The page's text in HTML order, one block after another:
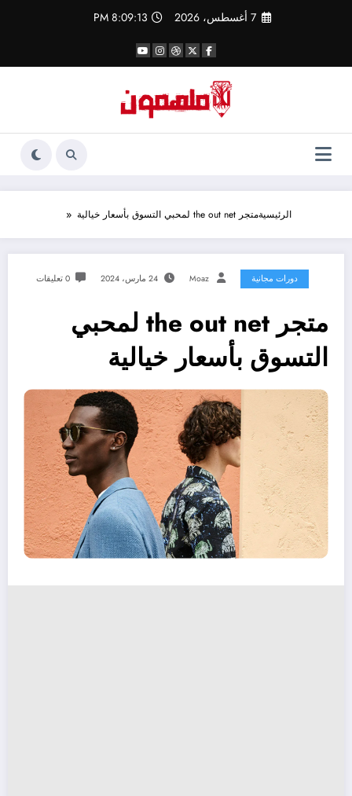
7 أغسطس، 2026 8:09:14 PM
الرئيسيةمتجر the out net لمحبي التسوق بأسعار خيالية
دورات مجانية Moaz 24 مارس، 2024 0 تعليقات
متجر the out net لمحبي
التسوق بأسعار خيالية